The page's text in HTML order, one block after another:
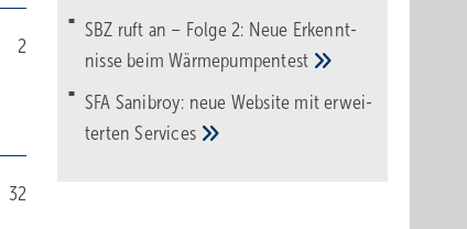
2
32
SBZ ruft an – Folge 2: Neue Erkennt­
nisse beimWärme­pumpen­test
SFA Sanibroy: neue Web­site mit erwei­
tertenServices